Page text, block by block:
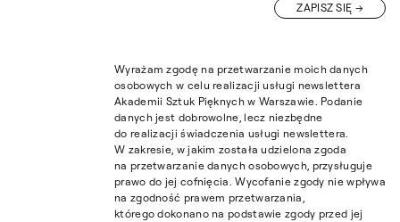
ZAPISZ SIĘ
Wyrażam zgodę na przetwarzanie moich danych
osobowych w celu realizacji usługi newslettera
Akademii Sztuk Pięknych w Warszawie. Podanie
danych jest dobrowolne, lecz niezbędne
do realizacji świadczenia usługi newslettera.
W zakresie, w jakim została udzielona zgoda
na przetwarzanie danych osobowych, przysługuje
prawo do jej cofnięcia. Wycofanie zgody nie wpływa
na zgodność prawem przetwarzania,
którego dokonano na podstawie zgody przed jej